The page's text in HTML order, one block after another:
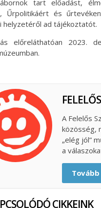
tart előadást,
Űrpolitikáért és
helyzetéről ad tájékoztatót.
előreláthatóan 2023.
A Felelős
közösség,
„elég jól”
a
Tovább
CIKKEINK